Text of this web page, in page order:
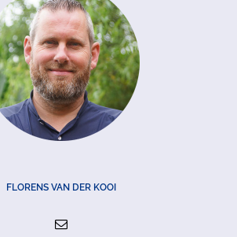
FLORENS VAN DER KOOI